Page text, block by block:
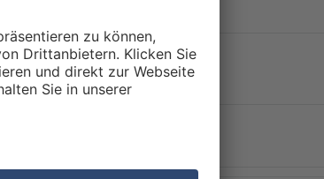
etc. nach Ihren Wünschen.